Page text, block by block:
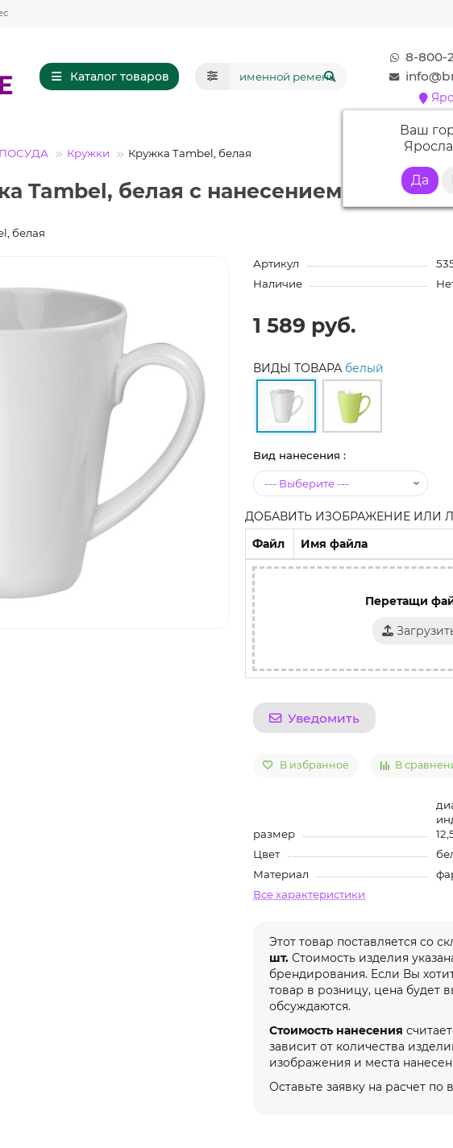
Каталог товаров
8-800-
Ваш
ПОСУДА Кружки Кружка Tambel, белая
Tambel, белая с нанесением логотипа
белая
Артикул
Наличие
1 589 руб.
ВИДЫ ТОВАРА белый
Вид нанесения :
ДОБАВИТЬ ИЗОБРАЖЕНИЕ ИЛИ
Файл
Имя файла
Перетащи
Уведомить
В избранное В
размер
Цвет
Материал
Все характеристики
Этот товар поставляется со
шт. Стоимость изделия
брендирования. Если Вы
товар в розницу, цена будет
обсуждаются.
Стоимость нанесения
зависит от количества
изображения и места
Оставьте заявку на расчет